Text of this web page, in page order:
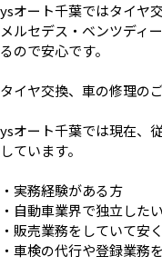
ysオート千葉ではタイヤ
メルセデス・ベンツディ
るので安心です。
タイヤ交換、車の修理の
ysオート千葉では現在、
しています。
・実務経験がある方
・自動車業界で独立した
・販売業務をしていて安
・車検の代行や登録業務